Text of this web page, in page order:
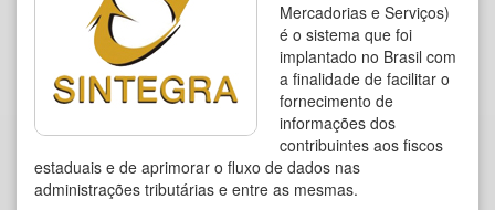
Mercadorias e Serviços)
é o sistema que foi
implantado no Brasil com
a finalidade de facilitar o
fornecimento de
informações dos
contribuintes aos fiscos
estaduais e de aprimorar o fluxo de dados nas
administrações tributárias e entre as mesmas.